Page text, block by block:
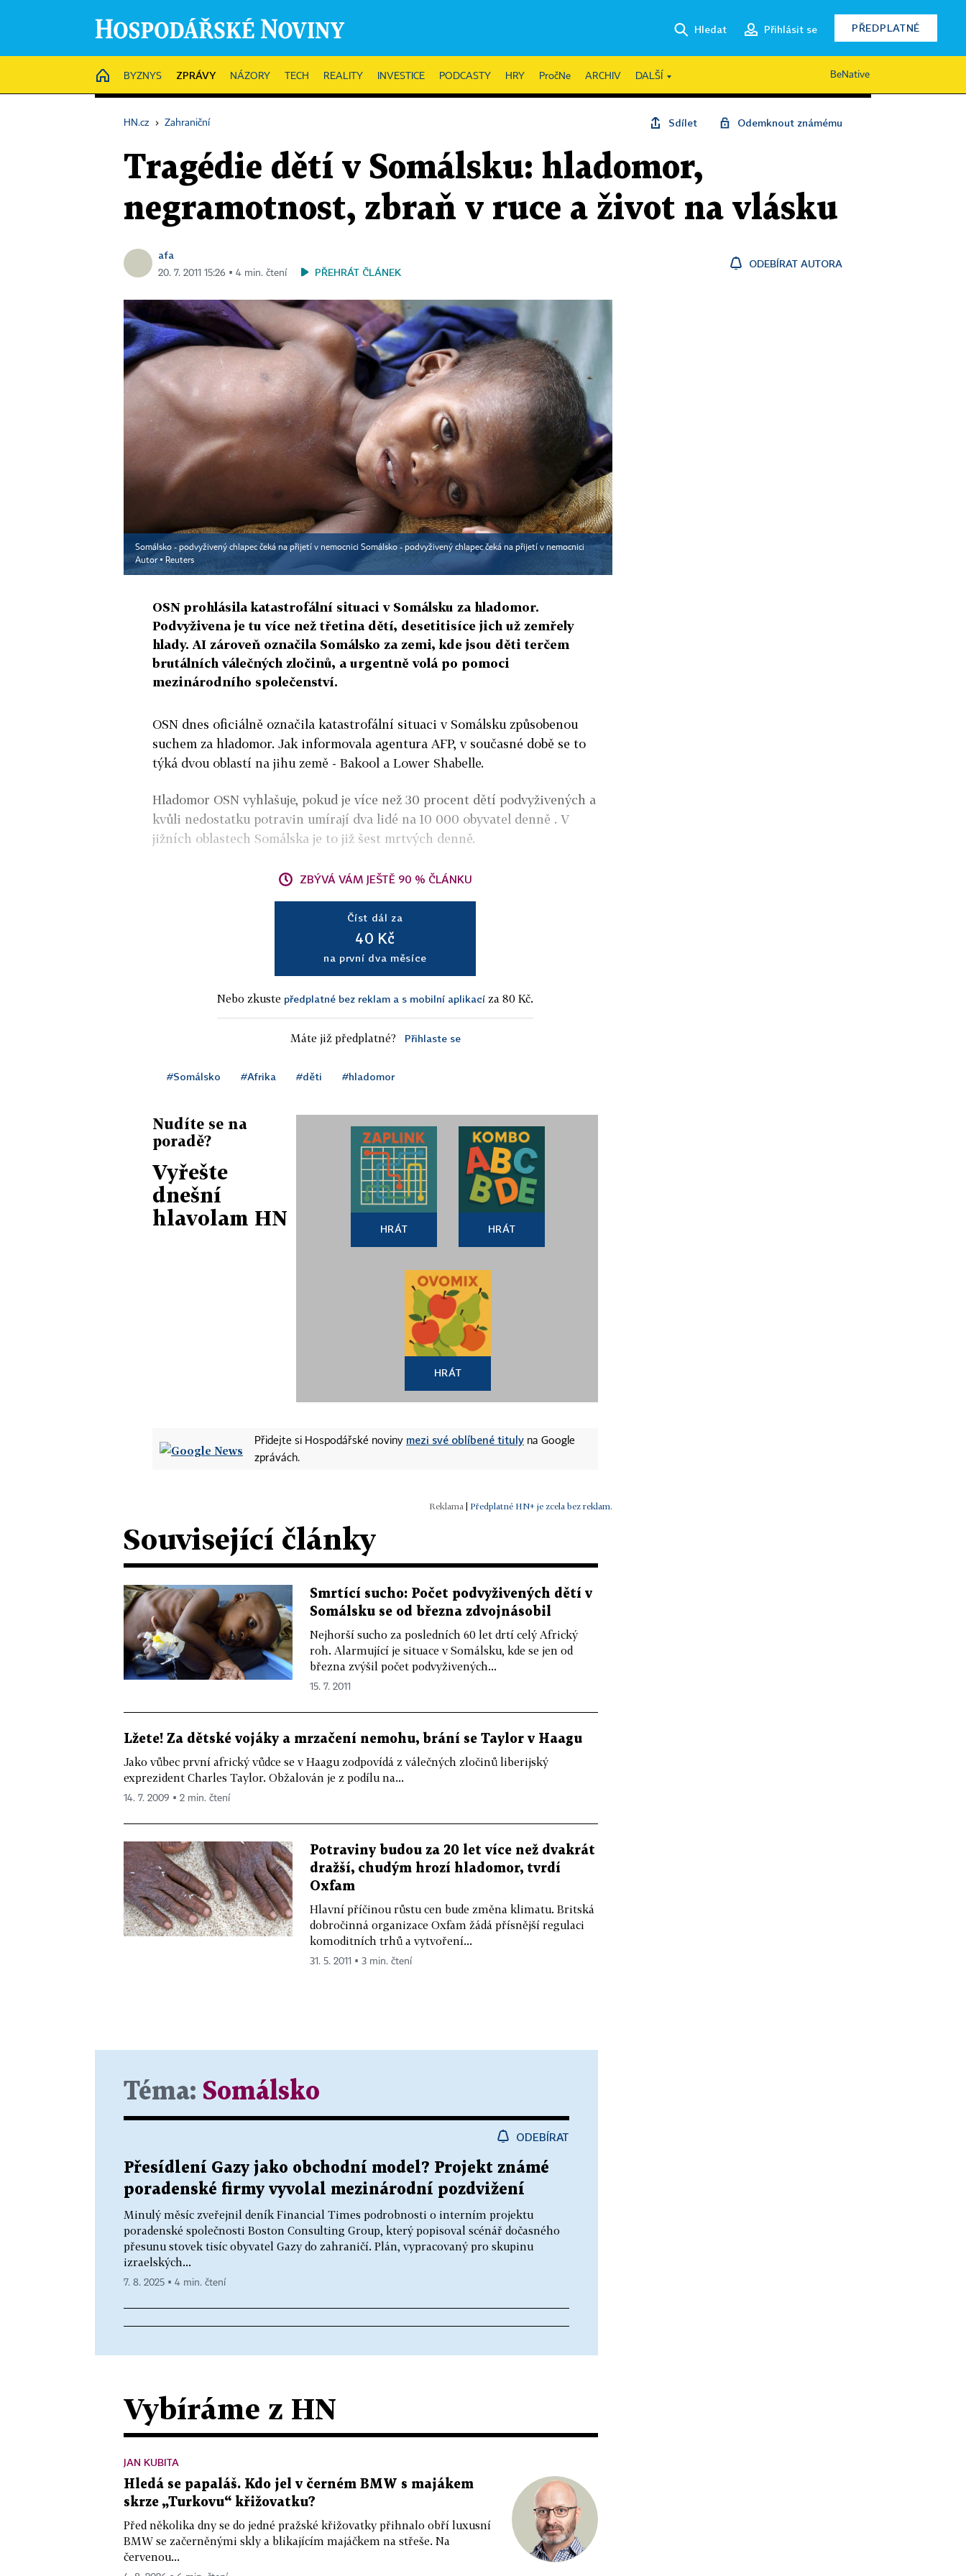
Hledat Přihlásit se PŘEDPLATNÉ
HOME
BYZNYS ZPRÁVY NÁZORY TECH REALITY INVESTICE PODCASTY HRY PročNe ARCHIV DALŠÍ BeNative
HN.cz › Zahraniční Sdílet Odemknout známému
Tragédie dětí v Somálsku: hladomor,
negramotnost, zbraň v ruce a život na vlásku
afa
20. 7. 2011 15:26 ▪ 4 min. čtení PŘEHRÁT ČLÁNEK
ODEBÍRAT AUTORA
Somálsko - podvyživený chlapec čeká na přijetí v nemocnici Somálsko - podvyživený chlapec čeká na přijetí v nemocnici
Autor ▪ Reuters
OSN prohlásila katastrofální situaci v Somálsku za hladomor.
Podvyživena je tu více než třetina dětí, desetitisíce jich už zemřely
hlady. AI zároveň označila Somálsko za zemi, kde jsou děti terčem
brutálních válečných zločinů, a urgentně volá po pomoci
mezinárodního společenství.
OSN dnes oficiálně označila katastrofální situaci v Somálsku způsobenou
suchem za hladomor. Jak informovala agentura AFP, v současné době se to
týká dvou oblastí na jihu země - Bakool a Lower Shabelle.
Hladomor OSN vyhlašuje, pokud je více než 30 procent dětí podvyživených a
kvůli nedostatku potravin umírají dva lidé na 10 000 obyvatel denně . V
jižních oblastech Somálska je to již šest mrtvých denně.
ZBÝVÁ VÁM JEŠTĚ 90 % ČLÁNKU
Číst dál za
40 Kč
na první dva měsíce
Nebo zkuste předplatné bez reklam a s mobilní aplikací za 80 Kč.
Máte již předplatné? Přihlaste se
#Somálsko #Afrika #děti #hladomor
Nudíte se na
poradě?
Vyřešte
dnešní
hlavolam HN
HRÁT HRÁT
HRÁT
Přidejte si Hospodářské noviny mezi své oblíbené tituly na Google
zprávách.
| Předplatné HN+ je zcela bez reklam.
Související články
Smrtící sucho: Počet podvyživených dětí v
Somálsku se od března zdvojnásobil
Nejhorší sucho za posledních 60 let drtí celý Africký
roh. Alarmující je situace v Somálsku, kde se jen od
března zvýšil počet podvyživených...
15. 7. 2011
Lžete! Za dětské vojáky a mrzačení nemohu, brání se Taylor v Haagu
Jako vůbec první africký vůdce se v Haagu zodpovídá z válečných zločinů liberijský
exprezident Charles Taylor. Obžalován je z podílu na...
14. 7. 2009 ▪ 2 min. čtení
Potraviny budou za 20 let více než dvakrát
dražší, chudým hrozí hladomor, tvrdí
Oxfam
Hlavní příčinou růstu cen bude změna klimatu. Britská
dobročinná organizace Oxfam žádá přísnější regulaci
komoditních trhů a vytvoření...
31. 5. 2011 ▪ 3 min. čtení
Téma: Somálsko
ODEBÍRAT
Přesídlení Gazy jako obchodní model? Projekt známé
poradenské firmy vyvolal mezinárodní pozdvižení
Minulý měsíc zveřejnil deník Financial Times podrobnosti o interním projektu
poradenské společnosti Boston Consulting Group, který popisoval scénář dočasného
přesunu stovek tisíc obyvatel Gazy do zahraničí. Plán, vypracovaný pro skupinu
izraelských...
7. 8. 2025 ▪ 4 min. čtení
Vybíráme z HN
JAN KUBITA
Hledá se papaláš. Kdo jel v černém BMW s majákem
skrze „Turkovu“ křižovatku?
Před několika dny se do jedné pražské křižovatky přihnalo obří luxusní
BMW se začerněnými skly a blikajícím majáčkem na střeše. Na
červenou...